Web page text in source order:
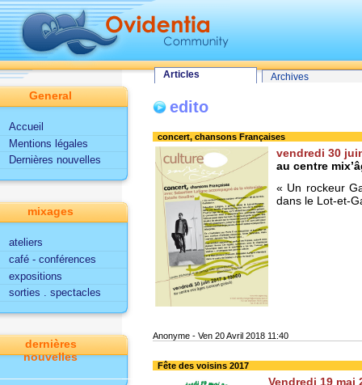
Tout le site
Articles
Navigation haut
accueil
edito
Articles Archives
edito
concert, chansons Françaises
vendredi 30
au centre
« Un rockeur
dans le Lot-et-
Anonyme - Ven 20 Avril 2018 11:40
Fête des voisins 2017
Vendredi 19 mai
General
Accueil
Mentions légales
Dernières nouvelles
mixages
ateliers
café - conférences
expositions
sorties . spectacles
dernières
nouvelles